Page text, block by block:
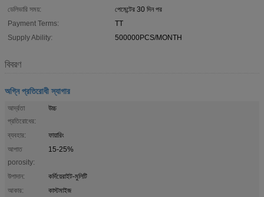
ডেলিভারি সময়:
পেমেন্টের 30 দিন পর
Payment Terms:
TT
Supply Ability:
500000PCS/MONTH
বিবরণ
অগ্নি প্রতিরোধী স্যাগার
আর্দ্রতা
প্রতিরোধের:
উচ্চ
ব্যবহার:
ফায়ারিং
আপাত
porosity:
15-25%
উপাদান:
কর্দিয়েরাইট-মুলিটি
আকার:
কাস্টমাইজ